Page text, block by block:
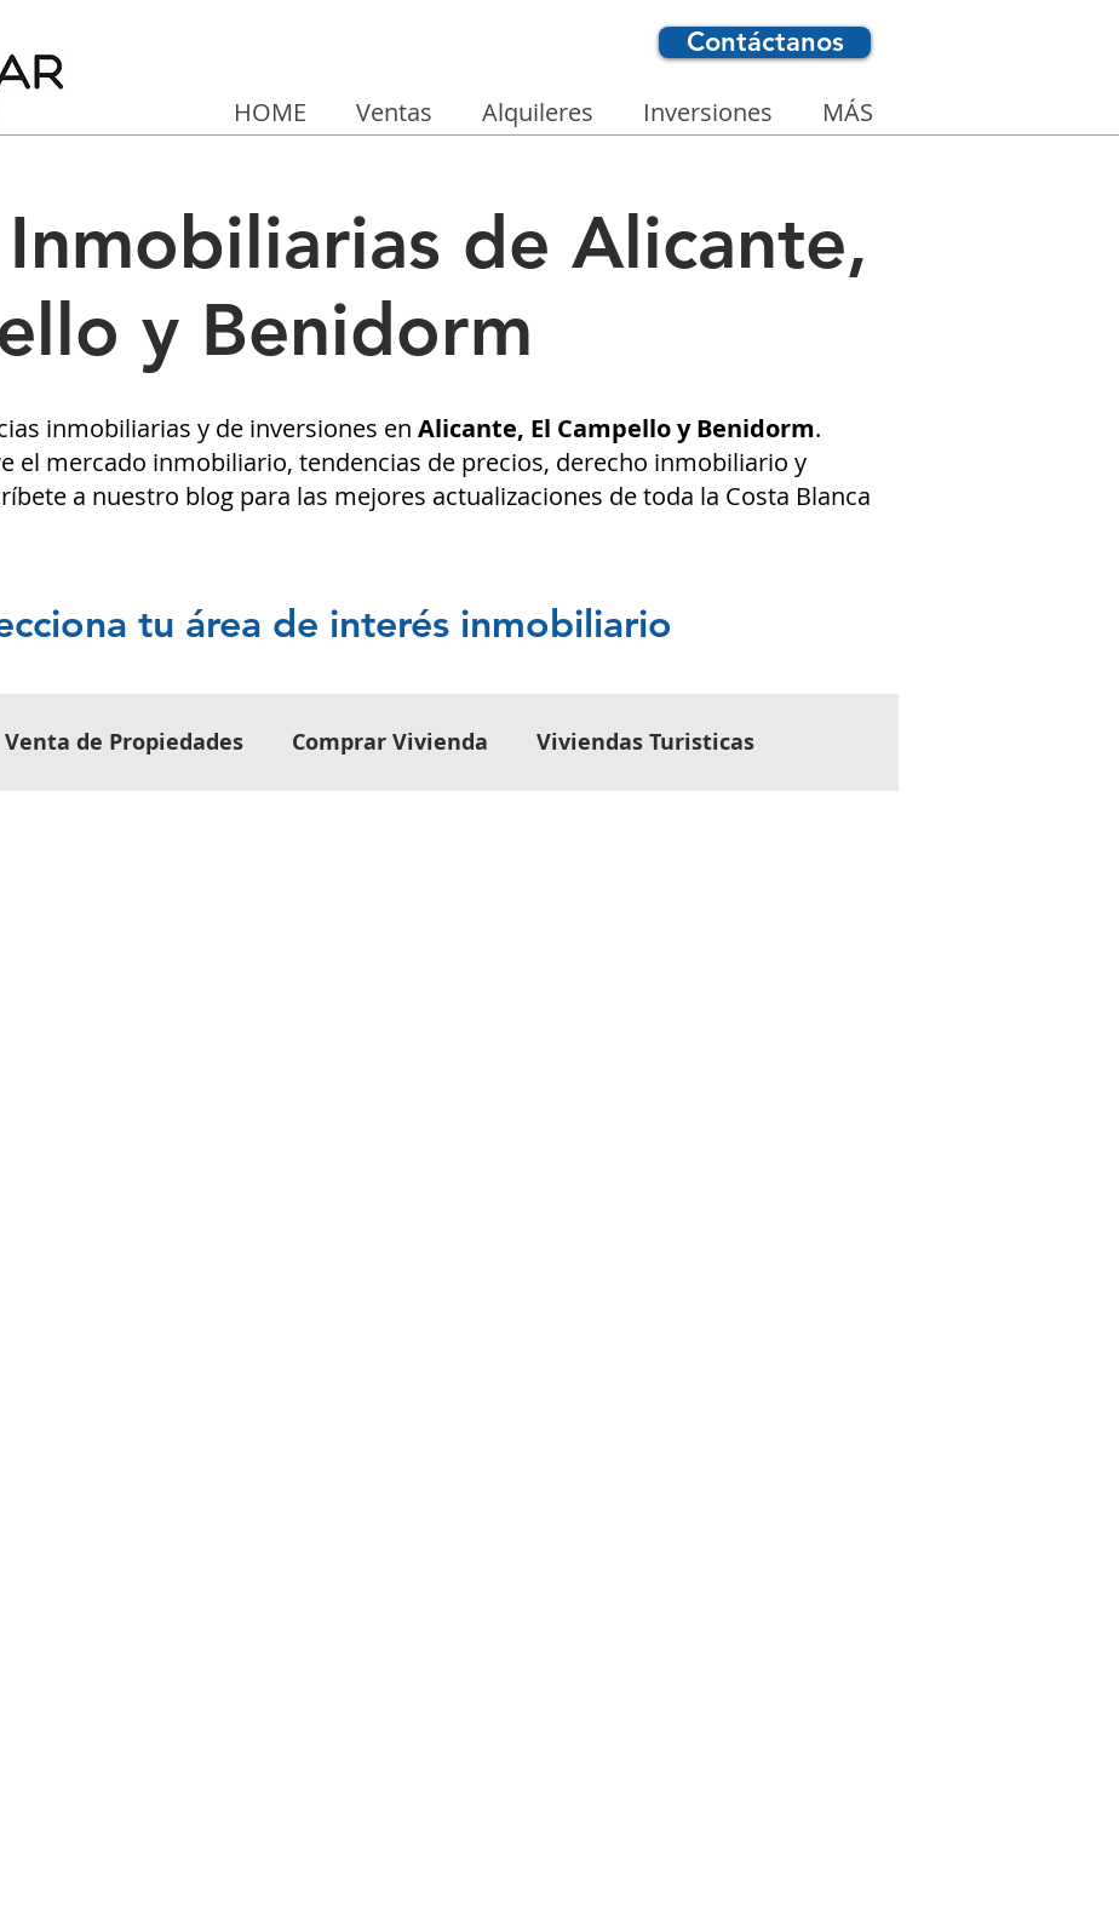
HOME Ventas Alquileres Inversiones MÁS
Contáctanos
de Alicante,
y Benidorm
inmobiliarias y de inversiones en Alicante, El Campello y Benidorm.
el mercado inmobiliario, tendencias de precios, derecho inmobiliario y
a nuestro blog para las mejores actualizaciones de toda la Costa Blanca
tu área de interés inmobiliario
Venta de Propiedades Comprar Vivienda Viviendas Turisticas